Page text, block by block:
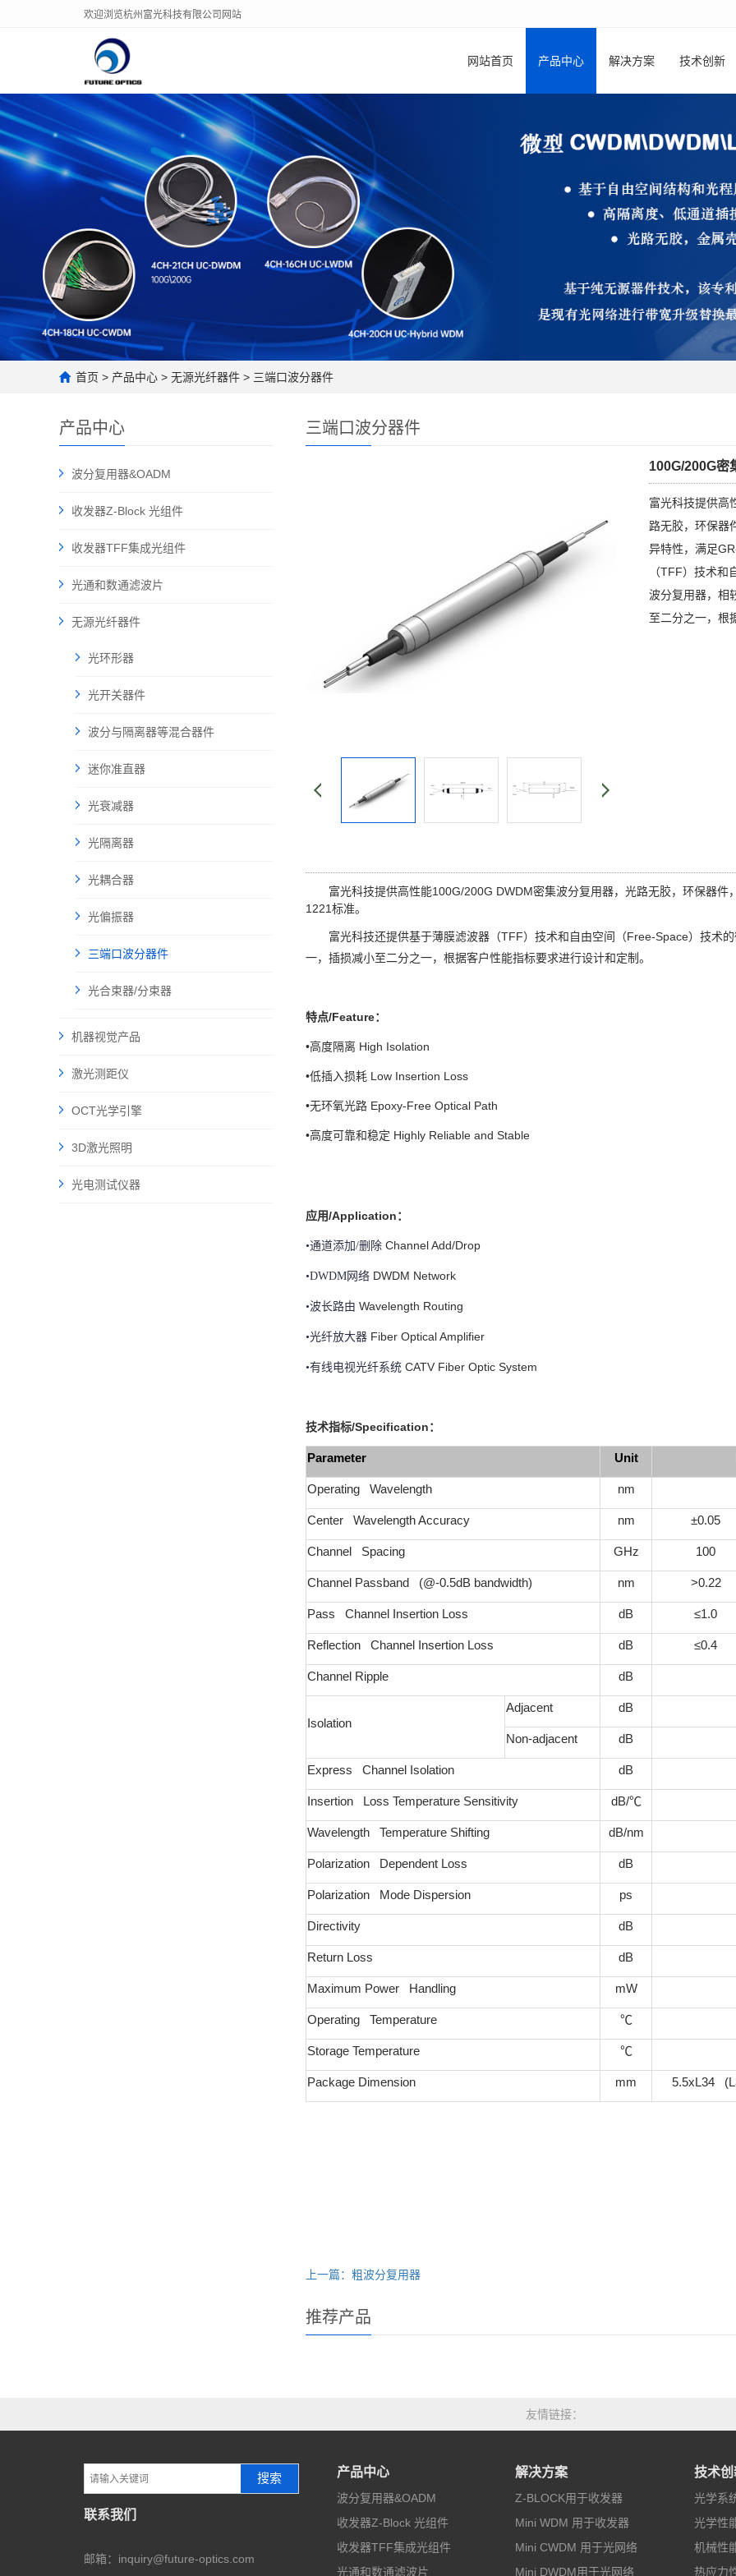
欢迎浏览杭州富光科技有限公司网站
网站首页 产品中心 解决方案 技术创新
首页 > 产品中心 > 无源光纤器件 > 三端口波分器件
产品中心
波分复用器&OADM
收发器Z-Block 光组件
收发器TFF集成光组件
光通和数通滤波片
无源光纤器件
光环形器
光开关器件
波分与隔离器等混合器件
迷你准直器
光衰减器
光隔离器
光耦合器
光偏振器
三端口波分器件
光合束器/分束器
机器视觉产品
激光测距仪
OCT光学引擎
3D激光照明
光电测试仪器
三端口波分器件
100G/200G密
富光科技提供高
路无胶，环保器
异特性，满足
（TFF）技术
波分复用器，相
至二分之一，根
富光科技提供高性能100G/200G DWDM密集波分复用器，光路无胶，环保器件
1221标准。
富光科技还提供基于薄膜滤波器（TFF）技术和自由空间（Free-Space）技术
一，插损减小至二分之一，根据客户性能指标要求进行设计和定制。
特点/Feature：
•高度隔离 High Isolation
•低插入损耗 Low Insertion Loss
•无环氧光路 Epoxy-Free Optical Path
•高度可靠和稳定 Highly Reliable and Stable
应用/Application：
•通道添加/删除 Channel Add/Drop
•DWDM网络 DWDM Network
•波长路由 Wavelength Routing
•光纤放大器 Fiber Optical Amplifier
•有线电视光纤系统 CATV Fiber Optic System
技术指标/Specification：
Parameter Unit
Operating Wavelength nm
Center Wavelength Accuracy nm ±0.05
Channel Spacing GHz 100
Channel Passband (@-0.5dB bandwidth) nm >0.22
Pass Channel Insertion Loss dB ≤1.0
Reflection Channel Insertion Loss dB ≤0.4
Channel Ripple dB
Isolation
Adjacent dB
Non-adjacent dB
Express Channel Isolation dB
Insertion Loss Temperature Sensitivity dB/℃
Wavelength Temperature Shifting dB/nm
Polarization Dependent Loss dB
Polarization Mode Dispersion ps
Directivity dB
Return Loss dB
Maximum Power Handling mW
Operating Temperature ℃
Storage Temperature ℃
Package Dimension mm 5.5xL34
上一篇：粗波分复用器
推荐产品
友情链接
搜索
联系我们
邮箱：inquiry@future-optics.com
产品中心
波分复用器&OADM
收发器Z-Block 光组件
收发器TFF集成光组件
光通和数通滤波片
解决方案
Z-BLOCK用于收发器
Mini WDM 用于收发器
Mini CWDM 用于光网络
Mini DWDM用于光网络
技术创
光学系
光学性
机械性
热应力